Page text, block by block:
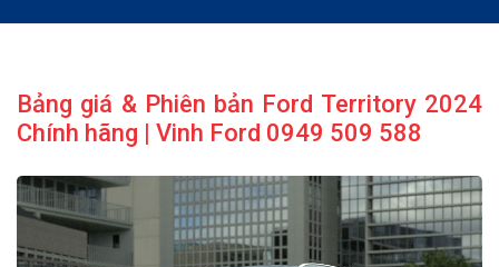
Bảng giá & Phiên bản Ford Territory 2024
Chính hãng | Vinh Ford 0949 509 588